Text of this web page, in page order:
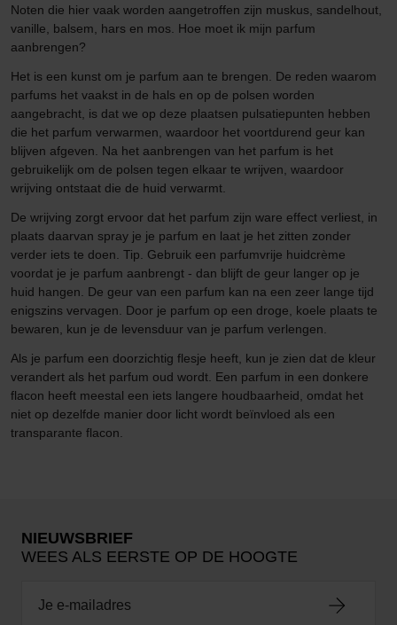
Noten die hier vaak worden aangetroffen zijn muskus, sandelhout,
vanille, balsem, hars en mos. Hoe moet ik mijn parfum
aanbrengen?
Het is een kunst om je parfum aan te brengen. De reden waarom
parfums het vaakst in de hals en op de polsen worden
aangebracht, is dat we op deze plaatsen pulsatiepunten hebben
die het parfum verwarmen, waardoor het voortdurend geur kan
blijven afgeven. Na het aanbrengen van het parfum is het
gebruikelijk om de polsen tegen elkaar te wrijven, waardoor
wrijving ontstaat die de huid verwarmt.
De wrijving zorgt ervoor dat het parfum zijn ware effect verliest, in
plaats daarvan spray je je parfum en laat je het zitten zonder
verder iets te doen. Tip. Gebruik een parfumvrije huidcrème
voordat je je parfum aanbrengt - dan blijft de geur langer op je
huid hangen. De geur van een parfum kan na een zeer lange tijd
enigszins vervagen. Door je parfum op een droge, koele plaats te
bewaren, kun je de levensduur van je parfum verlengen.
Als je parfum een doorzichtig flesje heeft, kun je zien dat de kleur
verandert als het parfum oud wordt. Een parfum in een donkere
flacon heeft meestal een iets langere houdbaarheid, omdat het
niet op dezelfde manier door licht wordt beïnvloed als een
transparante flacon.
NIEUWSBRIEF
WEES ALS EERSTE OP DE HOOGTE